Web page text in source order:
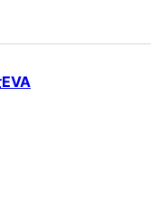
Another color (